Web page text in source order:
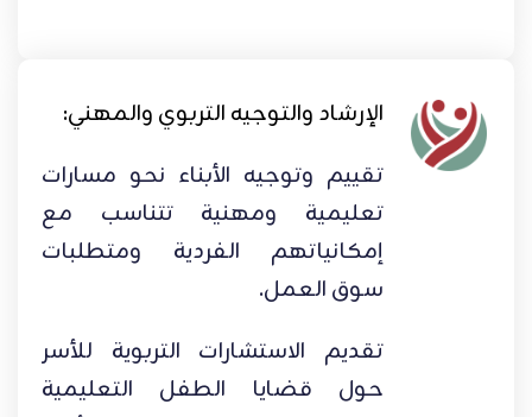
الإرشاد والتوجيه التربوي والمهني:
تقييم وتوجيه الأبناء نحو مسارات
تعليمية ومهنية تتناسب مع
إمكانياتهم الفردية ومتطلبات
سوق العمل.
تقديم الاستشارات التربوية للأسر
حول قضايا الطفل التعليمية